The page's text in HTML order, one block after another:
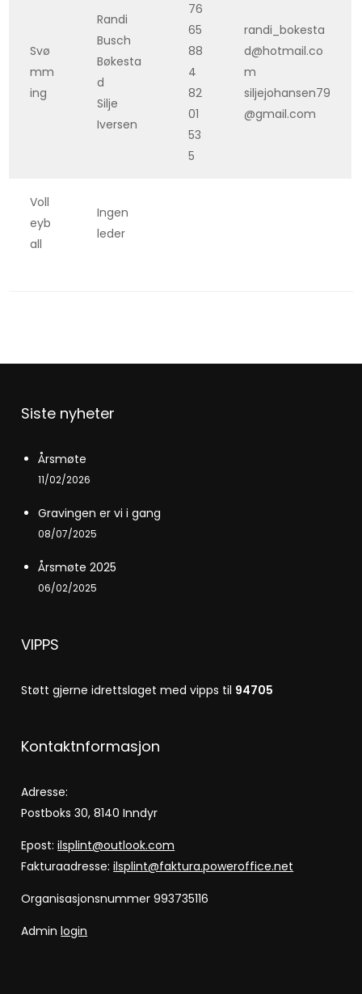
Svø
mm
ing
Randi
Busch
Bøkesta
d
Silje
Iversen
76
65
88
4
82
01
53
5
randi_bokesta
d@hotmail.co
m
siljejohansen79
@gmail.com
Voll
eyb
all
Ingen
leder
Siste nyheter
Årsmøte
11/02/2026
Gravingen er vi i gang
08/07/2025
Årsmøte 2025
06/02/2025
VIPPS
Støtt gjerne idrettslaget med vipps til 94705
Kontaktnformasjon
Adresse:
Postboks 30, 8140 Inndyr
Epost:ilsplint@outlook.com
Fakturaadresse:ilsplint@faktura.poweroffice.net
Organisasjonsnummer 993735116
Adminlogin